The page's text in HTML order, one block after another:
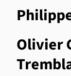
Olivier